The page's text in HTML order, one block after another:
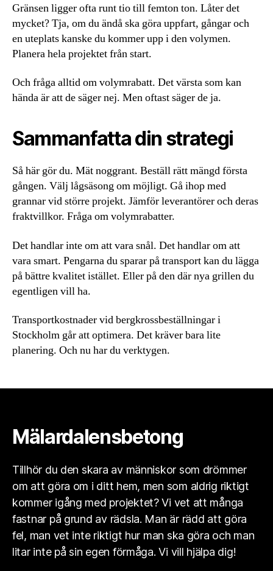
Gränsen ligger ofta runt tio till femton ton. Låter det
mycket? Tja, om du ändå ska göra uppfart, gångar och
en uteplats kanske du kommer upp i den volymen.
Planera hela projektet från start.
Och fråga alltid om volymrabatt. Det värsta som kan
hända är att de säger nej. Men oftast säger de ja.
Sammanfatta din strategi
Så här gör du. Mät noggrant. Beställ rätt mängd första
gången. Välj lågsäsong om möjligt. Gå ihop med
grannar vid större projekt. Jämför leverantörer och deras
fraktvillkor. Fråga om volymrabatter.
Det handlar inte om att vara snål. Det handlar om att
vara smart. Pengarna du sparar på transport kan du lägga
på bättre kvalitet istället. Eller på den där nya grillen du
egentligen vill ha.
Transportkostnader vid bergkrossbeställningar i
Stockholm går att optimera. Det kräver bara lite
planering. Och nu har du verktygen.
Mälardalensbetong
Tillhör du den skara av människor som drömmer
om att göra om i ditt hem, men som aldrig riktigt
kommer igång med projektet? Vi vet att många
fastnar på grund av rädsla. Man är rädd att göra
fel, man vet inte riktigt hur man ska göra och man
litar inte på sin egen förmåga. Vi vill hjälpa dig!